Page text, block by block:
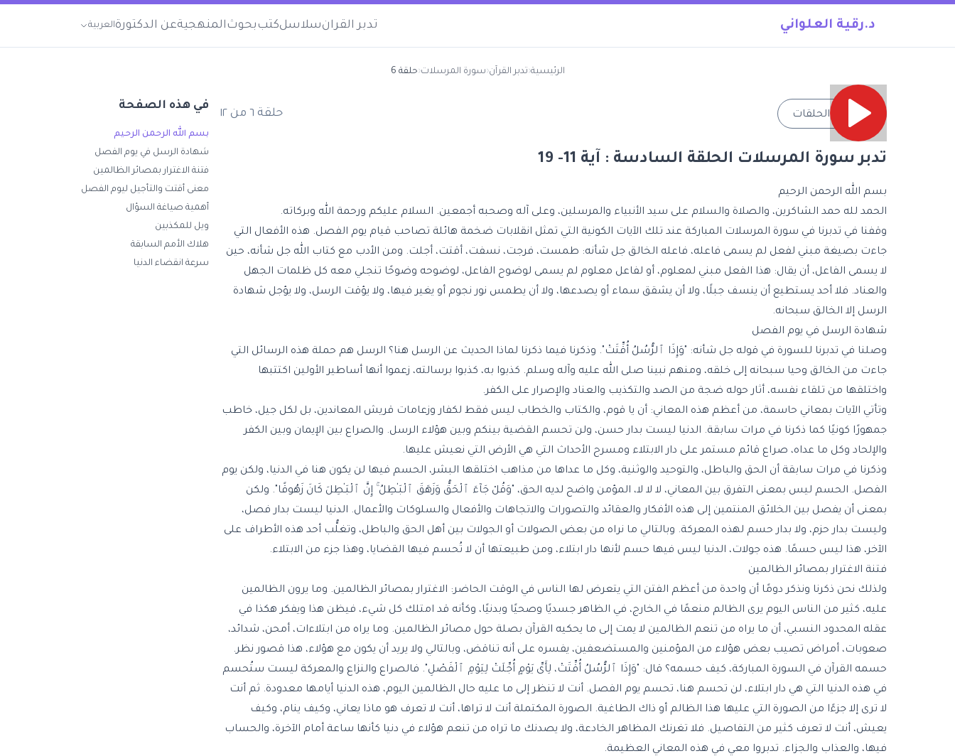
د.رقية العلواني تدبر القرانسلاسلكتب بحوث المنهجيةعن الدكتورةالعربية
الرئيسية‹تدبر القرآن‹سورة المرسلات‹حلقة 6
→ جميع الحلقات حلقة ٦ من ١٢
تدبر سورة المرسلات الحلقة السادسة : آية 11- 19
بسم الله الرحمن الرحيم
الحمد لله حمد الشاكرين، والصلاة والسلام على سيد الأنبياء والمرسلين، وعلى آله وصحبه أجمعين. السلام عليكم ورحمة الله وبركاته.
وقفنا في تدبرنا في سورة المرسلات المباركة عند تلك الآيات الكونية التي تمثل انقلابات ضخمة هائلة تصاحب قيام يوم الفصل. هذه الأفعال التي
جاءت بصيغة مبني لفعل لم يسمى فاعله، فاعله الخالق جل شأنه: طمست، فرجت، نسفت، أقتت، أجلت. ومن الأدب مع كتاب الله جل شأنه، حين
لا يسمى الفاعل، أن يقال: هذا الفعل مبني لمعلوم، أو لفاعل معلوم لم يسمى لوضوح الفاعل، لوضوحه وضوحًا تنجلي معه كل ظلمات الجهل
والعناد. فلا أحد يستطيع أن ينسف جبلًا، ولا أن يشقق سماء أو يصدعها، ولا أن يطمس نور نجوم أو يغير فيها، ولا يؤقت الرسل، ولا يؤجل شهادة
الرسل إلا الخالق سبحانه.
شهادة الرسل في يوم الفصل
وصلنا في تدبرنا للسورة في قوله جل شأنه: "وَإِذَا ٱلرُّسُلُ أُقِّتَتْ". وذكرنا فيما ذكرنا لماذا الحديث عن الرسل هنا؟ الرسل هم حملة هذه الرسائل التي
جاءت من الخالق وحيا سبحانه إلى خلقه، ومنهم نبينا صلى الله عليه وآله وسلم. كذبوا به، كذبوا برسالته، زعموا أنها أساطير الأولين اكتتبها
واختلقها من تلقاء نفسه، أثار حوله ضجة من الصد والتكذيب والعناد والإصرار على الكفر.
وتأتي الآيات بمعاني حاسمة، من أعظم هذه المعاني: أن يا قوم، والكتاب والخطاب ليس فقط لكفار وزعامات قريش المعاندين، بل لكل جيل، خاطب
جمهورًا كونيًا كما ذكرنا في مرات سابقة. الدنيا ليست بدار حسن، ولن تحسم القضية بينكم وبين هؤلاء الرسل. والصراع بين الإيمان وبين الكفر
والإلحاد وكل ما عداه، صراع قائم مستمر على دار الابتلاء ومسرح الأحداث التي هي الأرض التي نعيش عليها.
وذكرنا في مرات سابقة أن الحق والباطل، والتوحيد والوثنية، وكل ما عداها من مذاهب اختلقها البشر، الحسم فيها لن يكون هنا في الدنيا، ولكن يوم
الفصل. الحسم ليس بمعنى التفرق بين المعاني، لا لا لا، المؤمن واضح لديه الحق، "وَقُلْ جَآءَ ٱلْحَقُّ وَزَهَقَ ٱلْبَـٰطِلُ ۚ إِنَّ ٱلْبَـٰطِلَ كَانَ زَهُوقًا". ولكن
بمعنى أن يفصل بين الخلائق المنتمين إلى هذه الأفكار والعقائد والتصورات والاتجاهات والأفعال والسلوكات والأعمال. الدنيا ليست بدار فصل،
وليست بدار حزم، ولا بدار حسم لهذه المعركة. وبالتالي ما نراه من بعض الصولات أو الجولات بين أهل الحق والباطل، وتغلُّب أحد هذه الأطراف على
الآخر، هذا ليس حسمًا. هذه جولات، الدنيا ليس فيها حسم لأنها دار ابتلاء، ومن طبيعتها أن لا تُحسم فيها القضايا، وهذا جزء من الابتلاء.
فتنة الاغترار بمصائر الظالمين
ولذلك نحن ذكرنا ونذكر دومًا أن واحدة من أعظم الفتن التي يتعرض لها الناس في الوقت الحاضر: الاغترار بمصائر الظالمين. وما يرون الظالمين
عليه، كثير من الناس اليوم يرى الظالم منعمًا في الخارج، في الظاهر جسديًا وصحيًا وبدنيًا، وكأنه قد امتلك كل شيء، فيظن هذا ويفكر هكذا في
عقله المحدود النسبي، أن ما يراه من تنعم الظالمين لا يمت إلى ما يحكيه القرآن بصلة حول مصائر الظالمين. وما يراه من ابتلاءات، أمحن، شدائد،
صعوبات، أمراض تصيب بعض هؤلاء من المؤمنين والمستضعفين، يفسره على أنه تناقض، وبالتالي ولا يريد أن يكون مع هؤلاء، هذا قصور نظر.
حسمه القرآن في السورة المباركة، كيف حسمه؟ قال: "وَإِذَا ٱلرُّسُلُ أُقِّتَتْ، لِأَىِّ يَوْمٍ أُجِّلَتْ لِيَوْمِ ٱلْفَصْلِ". فالصراع والنزاع والمعركة ليست ستُحسم
في هذه الدنيا التي هي دار ابتلاء، لن تحسم هنا، تحسم يوم الفصل. أنت لا تنظر إلى ما عليه حال الظالمين اليوم، هذه الدنيا أيامها معدودة. ثم أنت
لا ترى إلا جزءًا من الصورة التي عليها هذا الظالم أو ذاك الطاغية. الصورة المكتملة أنت لا تراها، أنت لا تعرف هو ماذا يعاني، وكيف ينام، وكيف
يعيش، أنت لا تعرف كثير من التفاصيل. فلا تغرنك المظاهر الخادعة، ولا يصدنك ما تراه من تنعم هؤلاء في دنيا كأنها ساعة أمام الآخرة، والحساب
فيها، والعذاب والجزاء. تدبروا معي في هذه المعاني العظيمة.
في هذه الصفحة
بسم الله الرحمن الرحيم
شهادة الرسل في يوم الفصل
فتنة الاغترار بمصائر الظالمين
معنى أقتت والتأجيل ليوم الفصل
أهمية صياغة السؤال
ويل للمكذبين
هلاك الأمم السابقة
سرعة انقضاء الدنيا